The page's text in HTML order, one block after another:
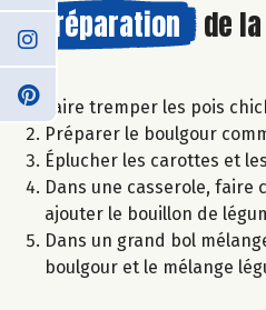
Préparation de la
Faire tremper les pois
Préparer le boulgour
Éplucher les carottes et
Dans une casserole, faire
ajouter le bouillon de
Dans un grand bol
boulgour et le mélange